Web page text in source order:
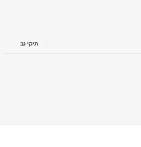
תיקי גב